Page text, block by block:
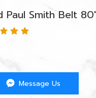
Paul Smith Belt
Message Us